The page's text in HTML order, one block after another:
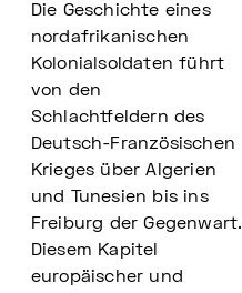
Die Geschichte eines
nordafrikanischen
Kolonialsoldaten führt
von den
Schlachtfeldern des
Deutsch-Französischen
Krieges über Algerien
und Tunesien bis ins
Freiburg der Gegenwart.
Diesem Kapitel
europäischer und